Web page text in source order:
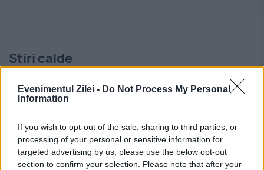
Evenimentul Zilei - Do Not Process My Personal
Information
If you wish to opt-out of the sale, sharing to third parties, or
processing of your personal or sensitive information for
targeted advertising by us, please use the below opt-out
section to confirm your selection. Please note that after your
Stiri calde
08:59-Salată de vinete cu maioneză de post.
08:53- Numire importantă în Iran: cine este
Mohsen Rezaei